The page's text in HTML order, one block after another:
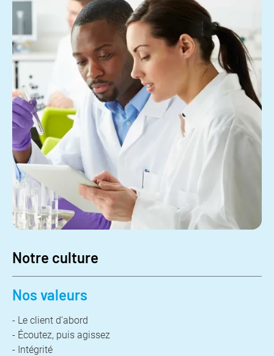
Notre culture
Nos valeurs
- Le client d'abord
- Écoutez, puis agissez
- Intégrité